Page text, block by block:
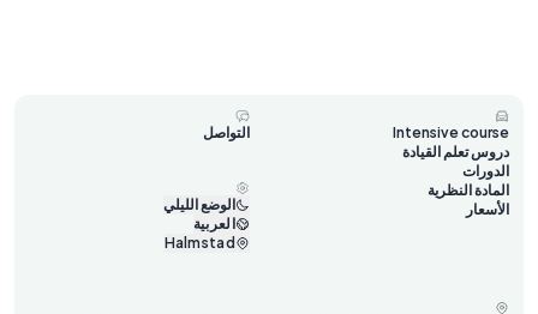
Intensive course
دروس تعلم القيادة
الدورات
المادة النظرية
الأسعار
التواصل
الوضع الليلي
العربية
Halmstad